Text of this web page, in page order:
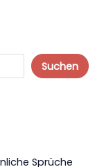
Suchen
Sprüche